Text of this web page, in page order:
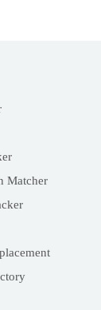
Matcher